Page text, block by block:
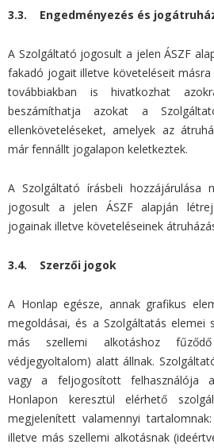
3.3. Engedményezés és
A Szolgáltató jogosult a jelen ÁSZF
fakadó jogait illetve követeléseit
továbbiakban is hivatkozhat
beszámíthatja azokat a
ellenköveteléseket, amelyek az
már fennállt jogalapon keletkeztek.
A Szolgáltató írásbeli hozzájárulása
jogosult a jelen ÁSZF alapján
jogainak illetve követeléseinek
3.4. Szerzői jogok
A Honlap egésze, annak grafikus
megoldásai, és a Szolgáltatás elemei
más szellemi alkotáshoz
védjegyoltalom) alatt állnak.
vagy a feljogosított felhasználója
Honlapon keresztül elérhető
megjelenített valamennyi
illetve más szellemi alkotásnak